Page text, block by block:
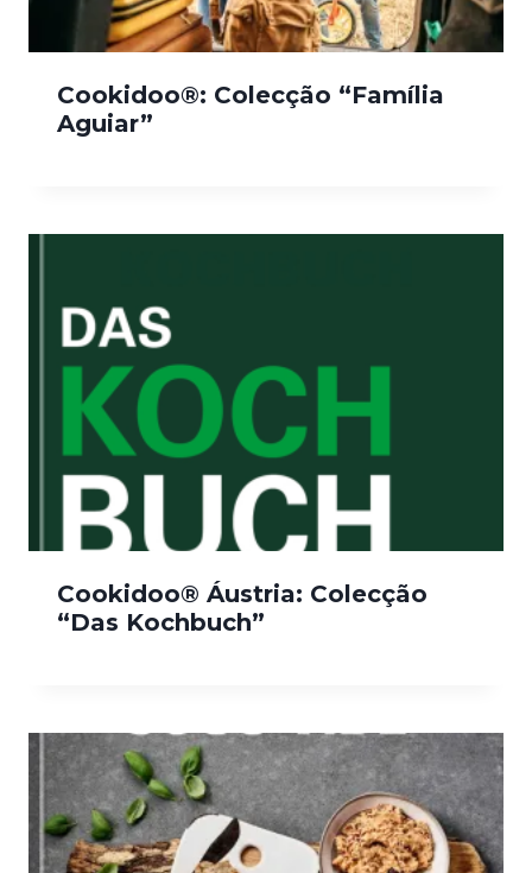
Cookidoo®: Colecção “Família
Aguiar”
Cookidoo® Áustria: Colecção
“Das Kochbuch”